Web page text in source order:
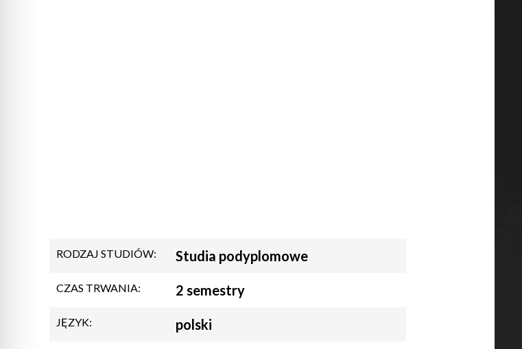
RODZAJ STUDIÓW: Studia podyplomowe
CZAS TRWANIA: 2 semestry
JĘZYK: polski